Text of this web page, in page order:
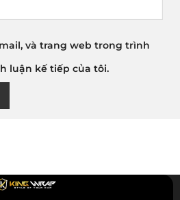
và trang web trong trình
luận kế tiếp của tôi.